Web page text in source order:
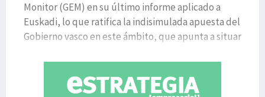
Monitor (GEM) en su último informe aplicado a
Euskadi, lo que ratifica la indisimulada apuesta del
Gobierno vasco en este ámbito, que apunta a situar